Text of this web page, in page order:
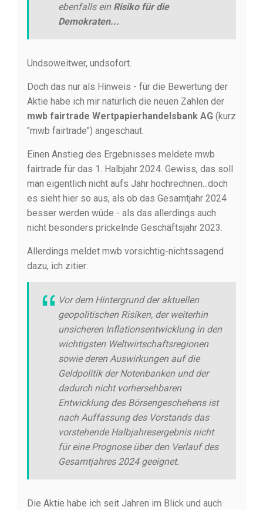
ebenfalls ein Risiko für die
Demokraten...
Undsoweitwer, undsofort.
Doch das nur als Hinweis - für die Bewertung der
Aktie habe ich mir natürlich die neuen Zahlen der
mwb fairtrade Wertpapierhandelsbank AG (kurz
"mwb fairtrade") angeschaut.
Einen Anstieg des Ergebnisses meldete mwb
fairtrade für das 1. Halbjahr 2024. Gewiss, das soll
man eigentlich nicht aufs Jahr hochrechnen...doch
es sieht hier so aus, als ob das Gesamtjahr 2024
besser werden wüde - als das allerdings auch
nicht besonders prickelnde Geschäftsjahr 2023.
Allerdings meldet mwb vorsichtig-nichtssagend
dazu, ich zitier:
Vor dem Hintergrund der aktuellen
geopolitischen Risiken, der weiterhin
unsicheren Inflationsentwicklung in den
wichtigsten Weltwirtschaftsregionen
sowie deren Auswirkungen auf die
Geldpolitik der Notenbanken und der
dadurch nicht vorhersehbaren
Entwicklung des Börsengeschehens ist
nach Auffassung des Vorstands das
vorstehende Halbjahresergebnis nicht
für eine Prognose über den Verlauf des
Gesamtjahres 2024 geeignet.
Die Aktie habe ich seit Jahren im Blick und auch